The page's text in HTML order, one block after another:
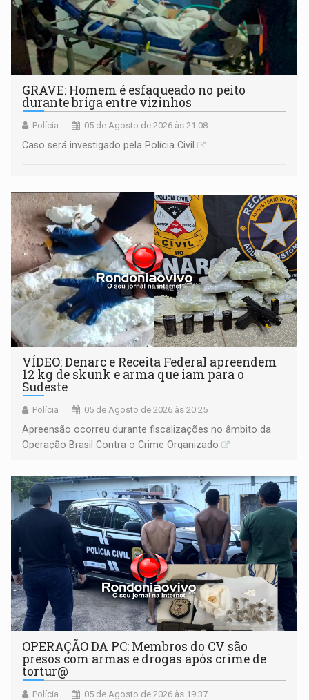
GRAVE: Homem é esfaqueado no peito
durante briga entre vizinhos
Polícia 05 de Agosto de 2026 às 21:08
Caso será investigado pela Polícia Civil
VÍDEO: Denarc e Receita Federal apreendem
12 kg de skunk e arma que iam para o
Sudeste
Polícia 05 de Agosto de 2026 às 20:25
Apreensão ocorreu durante fiscalizações no âmbito da
Operação Brasil Contra o Crime Organizado
OPERAÇÃO DA PC: Membros do CV são
presos com armas e drogas após crime de
tortur@
Polícia 05 de Agosto de 2026 às 19:37